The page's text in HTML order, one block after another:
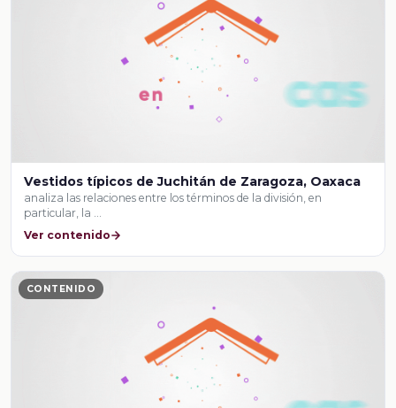
Vestidos típicos de Juchitán de Zaragoza, Oaxaca
analiza las relaciones entre los términos de la división, en
particular, la …
Ver contenido
CONTENIDO